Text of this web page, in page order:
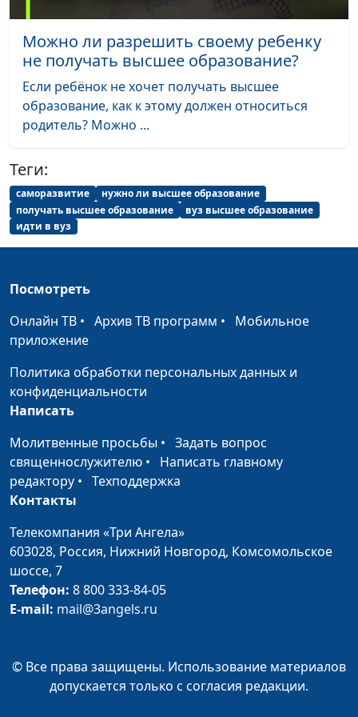
Сверхъестественные
силы
Сергей Парфенов,
Вилина Парфенова,
Сергей Катаев
#76
Не хочу семью
Сергей Катаев
Простить и
отпустить
Сергей Парфенов,
#72
Как полюбить себя?
Сергей Парфенов,
Вилина Парфенова,
Сергей Катаев
Интернет-
мошенничество: как
не стать жертвой?
Елена Солдатова, Богдан
Павлюк
Зачем нужна
Анжела Бузина, Андрей
Карганов
Что хуже:
непостоянство или
боязнь перемен?
Сергей Парфенов,
Свобода
самовыражения –
Сергей Парфенов,
Наталья Булатова,
#67
Можно ли разрешить своему ребенку
не получать высшее образование?
Если ребёнок не хочет получать высшее
образование, как к этому должен относиться
родитель? Можно ...
Теги:
саморазвитие
нужно ли высшее образование
получать высшее образование
вуз высшее образование
идти в вуз
Посмотреть
Онлайн ТВ • Архив ТВ программ • Мобильное
приложение
Политика обработки персональных данных и
конфиденциальности
Написать
Молитвенные просьбы • Задать вопрос
священнослужителю • Написать главному
редактору • Техподдержка
Контакты
Телекомпания «Три Ангела»
603028, Россия, Нижний Новгород, Комсомольское
шоссе, 7
Телефон: 8 800 333-84-05
E-mail: mail@3angels.ru
© Все права защищены. Использование материалов
допускается только с согласия редакции.